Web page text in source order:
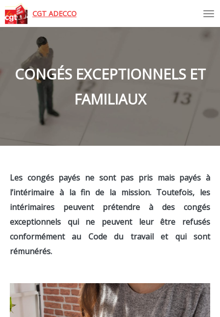
CGT ADECCO
CONGÉS EXCEPTIONNELS ET
FAMILIAUX
Les congés payés ne sont pas pris mais payés à
l’intérimaire à la fin de la mission. Toutefois, les
intérimaires peuvent prétendre à des congés
exceptionnels qui ne peuvent leur être refusés
conformément au Code du travail et qui sont
rémunérés.